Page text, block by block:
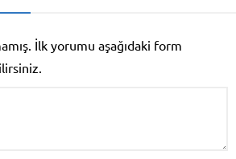
İlk yorumu aşağıdaki form